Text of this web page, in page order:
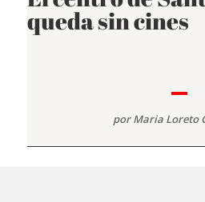
queda sin cines
porMaria Loreto